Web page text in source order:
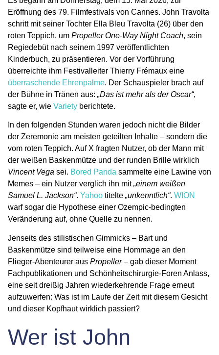
Eröffnung des 79. Filmfestivals von Cannes. John Travolta
schritt mit seiner Tochter Ella Bleu Travolta (26) über den
roten Teppich, um Propeller One-Way Night Coach, sein
Regiedebüt nach seinem 1997 veröffentlichten
Kinderbuch, zu präsentieren. Vor der Vorführung
überreichte ihm Festivalleiter Thierry Frémaux eine
überraschende Ehrenpalme. Der Schauspieler brach auf
der Bühne in Tränen aus: „Das ist mehr als der Oscar“,
sagte er, wie Variety berichtete.
In den folgenden Stunden waren jedoch nicht die Bilder
der Zeremonie am meisten geteilten Inhalte – sondern die
vom roten Teppich. Auf X fragten Nutzer, ob der Mann mit
der weißen Baskenmütze und der runden Brille wirklich
Vincent Vega sei. Bored Panda sammelte eine Lawine von
Memes – ein Nutzer verglich ihn mit„einem weißen
Samuel L. Jackson“. Yahoo titelte „unkenntlich“. WION
warf sogar die Hypothese einer Ozempic-bedingten
Veränderung auf, ohne Quelle zu nennen.
Jenseits des stilistischen Gimmicks – Bart und
Baskenmütze sind teilweise eine Hommage an den
Flieger-Abenteurer aus Propeller– gab dieser Moment
Fachpublikationen und Schönheitschirurgie-Foren Anlass,
eine seit dreißig Jahren wiederkehrende Frage erneut
aufzuwerfen: Was ist im Laufe der Zeit mit diesem Gesicht
und dieser Kopfhaut wirklich passiert?
Wer ist John